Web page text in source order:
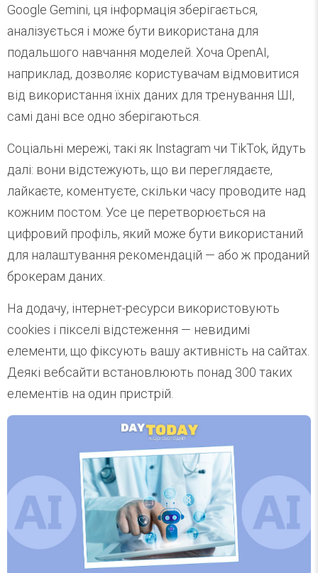
Google Gemini, ця інформація зберігається,
аналізується і може бути використана для
подальшого навчання моделей. Хоча OpenAI,
наприклад, дозволяє користувачам відмовитися
від використання їхніх даних для тренування ШІ,
самі дані все одно зберігаються.
Соціальні мережі, такі як Instagram чи TikTok, йдуть
далі: вони відстежують, що ви переглядаєте,
лайкаєте, коментуєте, скільки часу проводите над
кожним постом. Усе це перетворюється на
цифровий профіль, який може бути використаний
для налаштування рекомендацій — або ж проданий
брокерам даних.
На додачу, інтернет-ресурси використовують
cookies і пікселі відстеження — невидимі
елементи, що фіксують вашу активність на сайтах.
Деякі вебсайти встановлюють понад 300 таких
елементів на один пристрій.